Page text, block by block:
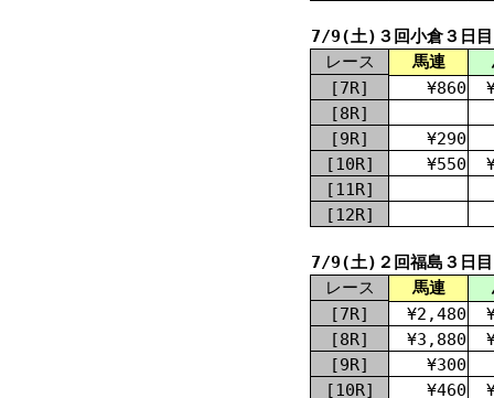
7/9(土)３回小倉３日目
レース
馬連
[7R]
¥860
[8R]
[9R]
¥290
[10R]
¥550
[11R]
[12R]
7/9(土)２回福島３日目
レース
馬連
[7R]
¥2,480
[8R]
¥3,880
[9R]
¥300
[10R]
¥460